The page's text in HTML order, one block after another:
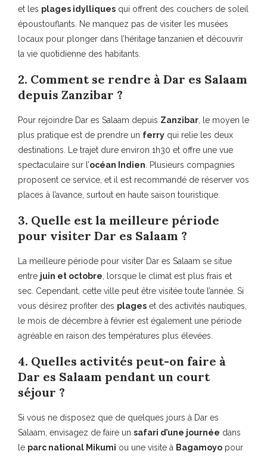
et les plages idylliques qui offrent des couchers de soleil
époustouflants. Ne manquez pas de visiter les musées
locaux pour plonger dans l’héritage tanzanien et découvrir
la vie quotidienne des habitants.
2. Comment se rendre à Dar es Salaam
depuis Zanzibar ?
Pour rejoindre Dar es Salaam depuis Zanzibar, le moyen le
plus pratique est de prendre un ferry qui relie les deux
destinations. Le trajet dure environ 1h30 et offre une vue
spectaculaire sur l’océan Indien. Plusieurs compagnies
proposent ce service, et il est recommandé de réserver vos
places à l’avance, surtout en haute saison touristique.
3. Quelle est la meilleure période
pour visiter Dar es Salaam ?
La meilleure période pour visiter Dar es Salaam se situe
entre juin et octobre, lorsque le climat est plus frais et
sec. Cependant, cette ville peut être visitée toute l’année. Si
vous désirez profiter des plages et des activités nautiques,
le mois de décembre à février est également une période
agréable en raison des températures plus élevées.
4. Quelles activités peut-on faire à
Dar es Salaam pendant un court
séjour ?
Si vous ne disposez que de quelques jours à Dar es
Salaam, envisagez de faire un safari d’une journée dans
le parc national Mikumi ou une visite à Bagamoyo pour